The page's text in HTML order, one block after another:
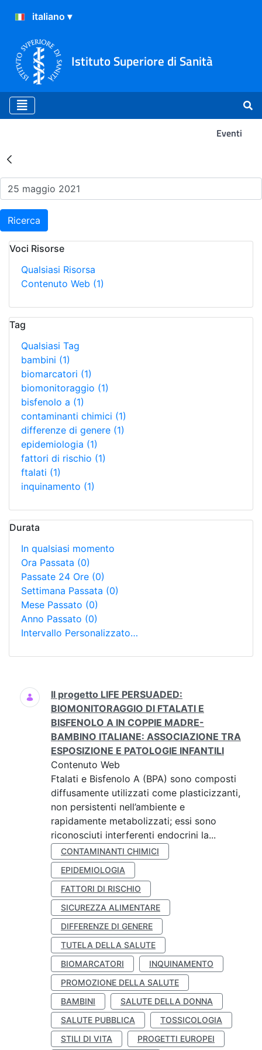
Istituto Superiore di Sanità
Eventi
Risultati della Ricerca -
Ricerca
Voci Risorse
Qualsiasi Risorsa
Contenuto Web (1)
Tag
Qualsiasi Tag
bambini (1)
biomarcatori (1)
biomonitoraggio (1)
bisfenolo a (1)
contaminanti chimici (1)
differenze di genere (1)
epidemiologia (1)
fattori di rischio (1)
ftalati (1)
inquinamento (1)
Durata
In qualsiasi momento
Ora Passata (0)
Passate 24 Ore (0)
Settimana Passata (0)
Mese Passato (0)
Anno Passato (0)
Intervallo Personalizzato…
Ricerca
Il progetto LIFE PERSUADED:
BIOMONITORAGGIO DI FTALATI E
BISFENOLO A IN COPPIE MADRE-
BAMBINO ITALIANE: ASSOCIAZIONE TRA
ESPOSIZIONE E PATOLOGIE INFANTILI
Contenuto Web
Ftalati e Bisfenolo A (BPA) sono composti
diffusamente utilizzati come plasticizzanti,
non persistenti nell’ambiente e
rapidamente metabolizzati; essi sono
riconosciuti interferenti endocrini la...
CONTAMINANTI CHIMICI
EPIDEMIOLOGIA
FATTORI DI RISCHIO
SICUREZZA ALIMENTARE
DIFFERENZE DI GENERE
TUTELA DELLA SALUTE
BIOMARCATORI
INQUINAMENTO
PROMOZIONE DELLA SALUTE
BAMBINI
SALUTE DELLA DONNA
SALUTE PUBBLICA
TOSSICOLOGIA
STILI DI VITA
PROGETTI EUROPEI